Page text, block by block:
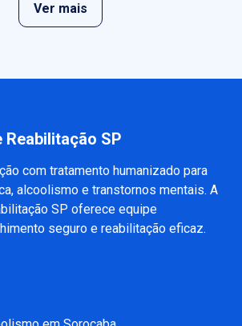
Ver mais
Reabilitação SP
com tratamento humanizado para
alcoolismo e transtornos mentais. A
SP oferece equipe
seguro e reabilitação eficaz.